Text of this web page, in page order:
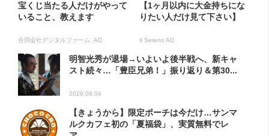
宝くじ当たる人だけがやって
いること、教えます
合同会社デジタルファーム AD
【1ヶ月以内に大金持ちにな
りたい人だけ見て下さい】
Il Sereno AD
明智光秀が退場→いよいよ後半戦へ、新キャ
スト続々…「豊臣兄弟！」振り返り＆第30...
2026.08.04
【きょうから】限定ポーチは今だけ…サンマ
ルクカフェ初の「夏福袋」、実質無料でレ